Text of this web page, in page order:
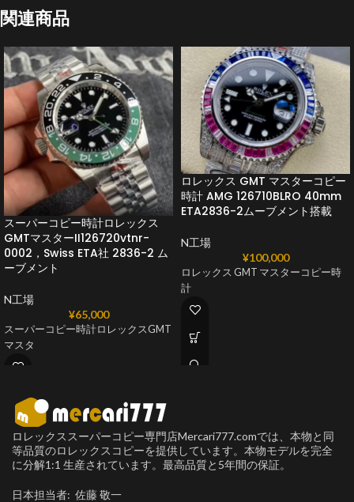
関連商品
スーパーコピー時計ロレックス
GMTマスターII126720vtnr-
0002，Swiss ETA社 2836-2 ム
ーブメント
N工場
¥65,000
スーパーコピー時計ロレックスGMT
マスタ
ロレックス GMT マスターコピー
時計 AMG 126710BLRO 40mm
ETA2836-2ムーブメント搭載
N工場
¥100,000
ロレックス GMT マスターコピー時
計
ロレックススーパーコピー専門店Mercari777.comでは、本物と同
等品質のロレックスコピーを提供しています。本物モデルを完全
に分解1:1 生産されています。最高品質と5年間の保証。
日本担当者: 佐藤 敬一